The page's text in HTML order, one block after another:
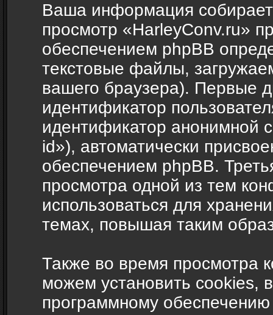
Ваша информация
просмотр «HarleyConv.ru»
обеспечением phpBB
текстовые файлы,
вашего браузера). Первые
идентификатор
идентификатор анонимной
id»), автоматически
обеспечением phpBB.
просмотра одной из тем
использоваться для
темах, повышая таким
Также во время просмотра
можем установить cookies,
программному